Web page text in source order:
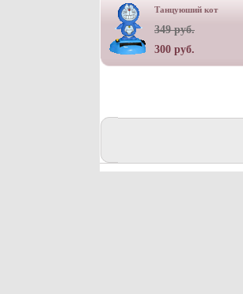
Танцуюший кот
349 руб.
300 руб.